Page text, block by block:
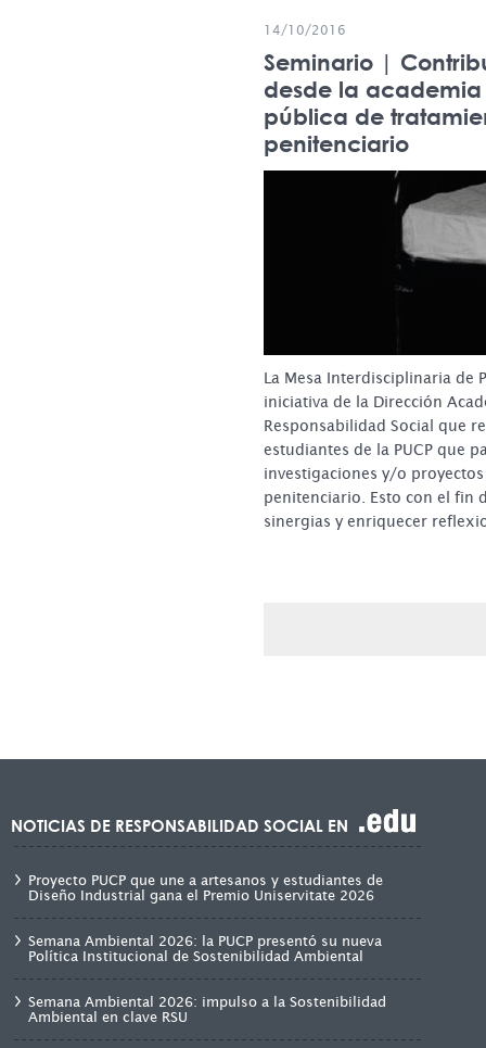
14/10/2016
Seminario |
desde la
pública de
penitenciario
La Mesa Interdisciplinaria de
iniciativa de la Dirección
Responsabilidad Social que
estudiantes de la PUCP que
investigaciones y/o
penitenciario. Esto con el fin
sinergias y enriquecer
NOTICIAS DE RESPONSABILIDAD SOCIAL EN
Proyecto PUCP que une a artesanos y estudiantes de
Diseño Industrial gana el Premio Uniservitate 2026
Semana Ambiental 2026: la PUCP presentó su nueva
Política Institucional de Sostenibilidad Ambiental
Semana Ambiental 2026: impulso a la Sostenibilidad
Ambiental en clave RSU